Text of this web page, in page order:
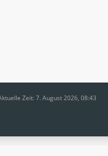
Zeit: 7. August 2026, 08:43